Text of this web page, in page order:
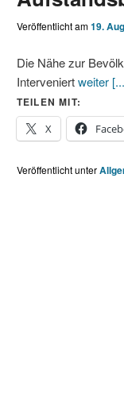
Veröffentlicht am19.
Die Nähe zur
Interveniertweiter
TEILEN MIT:
X
Veröffentlicht unter